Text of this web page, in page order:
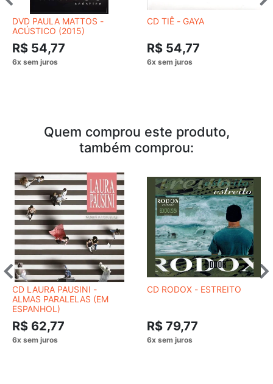
DVD PAULA MATTOS -
ACÚSTICO (2015)
R$ 54,77
CD TIÊ - GAYA
R$ 54,77
Quem comprou este produto,
também comprou:
CD LAURA PAUSINI -
ALMAS PARALELAS (EM
ESPANHOL)
R$ 62,77
CD RODOX - ESTREITO
R$ 79,77